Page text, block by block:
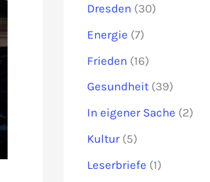
Dresden (30)
Energie (7)
Frieden (16)
Gesundheit (39)
In eigener Sache (2)
Kultur (5)
Leserbriefe (1)